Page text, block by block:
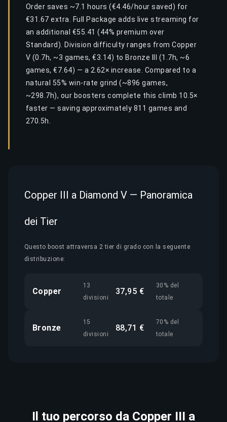
Order saves ~7.1 hours (€4.46/hour saved) for
€31.67 extra. Full Package adds live streaming for
an additional €55.41 (44% premium over
Standard). Division difficulty ranges from Copper
V (0.7h, ~3 games, €3.14) to Bronze III (1.7h, ~6
games, €7.64) — a 2.62× increase. Compared to a
natural 55% win-rate grind (~896 games,
~298.7h), our boosters complete this climb 10.5×
faster — saving approximately 811 games and
270.5h.
Copper III a Diamond V — Panoramica
dei Tier
Questo boost attraversa 2 tier di grado con la seguente
distribuzione:
Copper
13
divisioni
37,95 €
30% del
totale
Bronze
15
divisioni
88,71 €
70% del
totale
Il tuo percorso da Copper III a